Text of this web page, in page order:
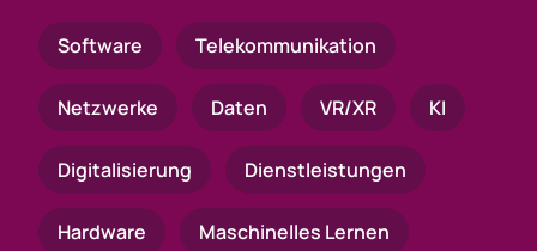
Software Telekommunikation
Netzwerke Daten VR/XR KI
Digitalisierung Dienstleistungen
Hardware Maschinelles Lernen